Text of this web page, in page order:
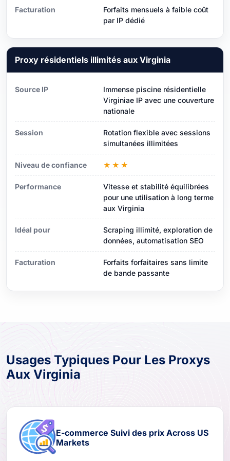
Facturation
Forfaits mensuels à faible coût
par IP dédié
Proxy résidentiels illimités aux Virginia
Source IP
Immense piscine résidentielle
Virginiae IP avec une couverture
nationale
Session
Rotation flexible avec sessions
simultanées illimitées
Niveau de confiance ★★★
Performance
Vitesse et stabilité équilibrées
pour une utilisation à long terme
aux Virginia
Idéal pour
Scraping illimité, exploration de
données, automatisation SEO
Facturation
Forfaits forfaitaires sans limite
de bande passante
Usages Typiques Pour Les Proxys
Aux Virginia
E-commerce Suivi des prix Across US
Markets